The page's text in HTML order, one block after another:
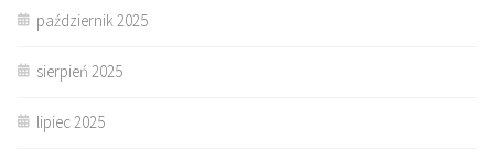
październik 2025
sierpień 2025
lipiec 2025